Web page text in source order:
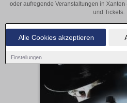
Alle Cookies akzeptieren
Einstellungen
oder aufregende Veranstaltungen in
und Tickets.